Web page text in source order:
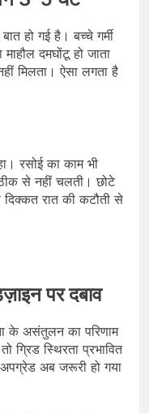
हो गई है। बच्चे गर्मी
दमघोंटू हो जाता
मिलता। ऐसा लगता है
रसोई का काम भी
ठीक से नहीं चलती। छोटे
दिक्कत रात की कटौती से
पर दबाव
के असंतुलन का परिणाम
ग्रिड स्थिरता प्रभावित
अब जरूरी हो गया